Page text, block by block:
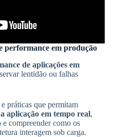
performance em produção
de aplicações em
lentidão ou falhas
práticas que permitam
aplicação em tempo real,
e compreender como os
interagem sob carga.